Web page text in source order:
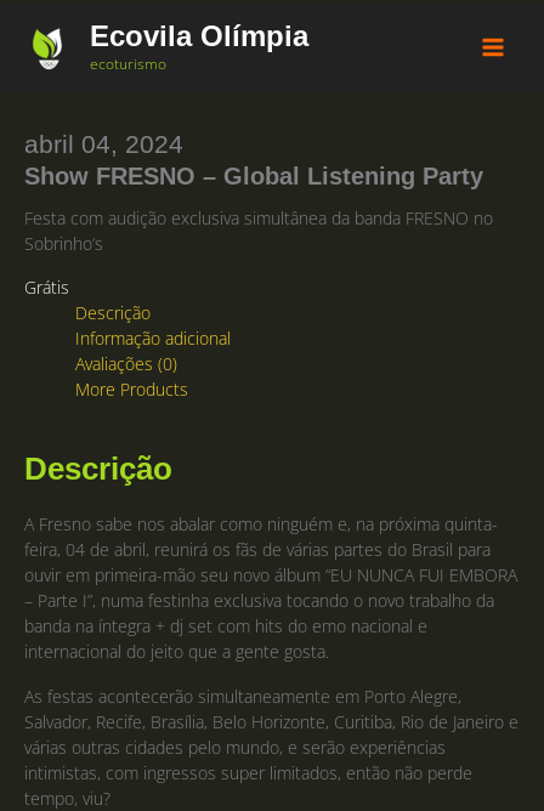
Ecovila Olímpia
ecoturismo
abril 04, 2024
Show FRESNO – Global Listening Party
Festa com audição exclusiva simultânea da banda FRESNO no
Sobrinho’s
Grátis
Descrição
Informação adicional
Avaliações (0)
More Products
Descrição
A Fresno sabe nos abalar como ninguém e, na próxima quinta-
feira, 04 de abril, reunirá os fãs de várias partes do Brasil para
ouvir em primeira-mão seu novo álbum “EU NUNCA FUI EMBORA
– Parte I”, numa festinha exclusiva tocando o novo trabalho da
banda na íntegra + dj set com hits do emo nacional e
internacional do jeito que a gente gosta.
As festas acontecerão simultaneamente em Porto Alegre,
Salvador, Recife, Brasília, Belo Horizonte, Curitiba, Rio de Janeiro e
várias outras cidades pelo mundo, e serão experiências
intimistas, com ingressos super limitados, então não perde
tempo, viu?